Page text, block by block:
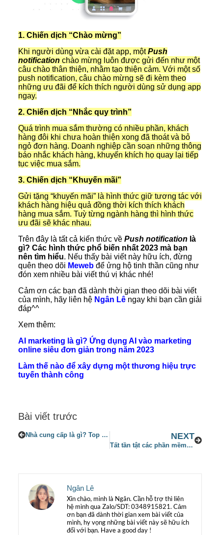
1. Chiến dịch “Chào mừng”
Khi người dùng vừa cài đặt app, mộtPush
notification chào mừng luôn được gửi đến như một
câu chào thân thiện, nhằm tạo thiện cảm. Với một số
push notification, câu chào mừng sẽ đi kèm theo
những ưu đãi để kích thích người dùng sử dụng app
ngay.
2. Chiến dịch “Nhắc quy trình”
Quá trình mua sắm thường có nhiều phần, khách
hàng đôi khi chưa hoàn thiện xong đã thoát và bỏ
ngỏ đơn hàng. Doanh nghiệp cần soạn những thông
báo nhắc khách hàng, khuyến khích họ quay lại tiếp
tục việc mua sắm.
3. Chiến dịch “Khuyến mãi”
Gửi tặng “khuyến mãi” là hình thức giữ tương tác với
khách hàng hiệu quả đồng thời kích thích khách
hàng mua sắm. Tuỳ từng ngành hàng thì hình thức
ưu đãi sẽ khác nhau.
Trên đây là tất cả kiến thức về Push notification là
gì? Các hình thức phổ biến nhất 2023 mà bạn
nên tìm hiểu. Nếu thấy bài viết này hữu ích, đừng
quên theo dõi Meweb để ửng hộ tinh thần cũng như
đón xem nhiều bài viết thú vị khác nhé!
Cảm ơn các bạn đã dành thời gian theo dõi bài viết
của mình, hãy liên hệ Ngân Lêngay khi bạn cần giải
đáp^^
Xem thêm:
AI marketing là gì? Ứng dụng AI vào marketing
online siêu đơn giản trong năm 2023
Làm thế nào để xây dựng một thương hiệu trực
tuyến thành công
Bài viết trước
Nhà cung cấp là gì? Top 2+ giải pháp tìm kiếm nhà cũng cấp dễ dàng nhất NEXT
Tất tần tật các phần mềm thiết kế đồ họa tốt nhất dành các nhóm ngành thiết kế
Ngân Lê
Xin chào, mình là Ngân. Cần hỗ trợ thì liên
hệ mình qua Zalo/SDT: 0348915821. Cảm
ơn bạn đã dành thời gian xem bài viết của
mình, hy vọng những bài viết này sẽ hữu ích
đối với bạn. Have a good day !